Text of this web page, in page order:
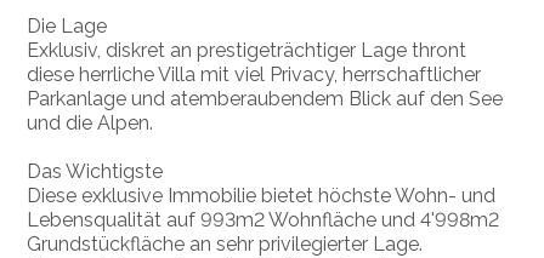
Die Lage
Exklusiv, diskret an prestigeträchtiger Lage thront
diese herrliche Villa mit viel Privacy, herrschaftlicher
Parkanlage und atemberaubendem Blick auf den See
und die Alpen.
Das Wichtigste
Diese exklusive Immobilie bietet höchste Wohn- und
Lebensqualität auf 993m2 Wohnfläche und 4'998m2
Grundstückfläche an sehr privilegierter Lage.